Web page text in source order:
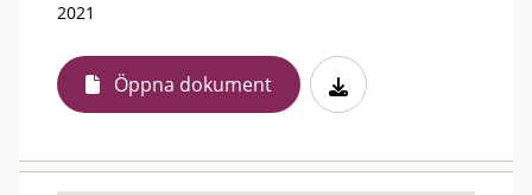
2021
Öppna dokument